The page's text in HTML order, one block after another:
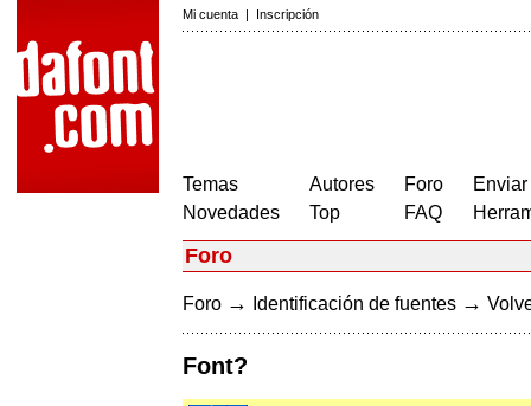
Mi cuenta | Inscripción
Temas
Novedades
Autores
Top
Foro
FAQ
Foro
Foro → Identificación de fuentes →
Font?